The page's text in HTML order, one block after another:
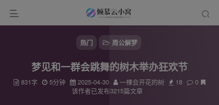
热门 周公解梦
梦见和一群会跳舞的树木举办狂欢节
831字 5分钟 2025-04-30 一棵会开花的树 18
0
该作者已发布3215篇文章